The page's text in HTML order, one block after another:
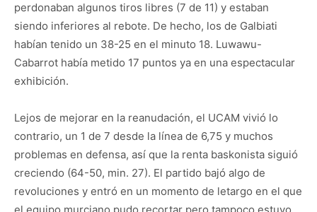
perdonaban algunos tiros libres (7 de 11) y estaban
siendo inferiores al rebote. De hecho, los de Galbiati
habían tenido un 38-25 en el minuto 18. Luwawu-
Cabarrot había metido 17 puntos ya en una espectacular
exhibición.
Lejos de mejorar en la reanudación, el UCAM vivió lo
contrario, un 1 de 7 desde la línea de 6,75 y muchos
problemas en defensa, así que la renta baskonista siguió
creciendo (64-50, min. 27). El partido bajó algo de
revoluciones y entró en un momento de letargo en el que